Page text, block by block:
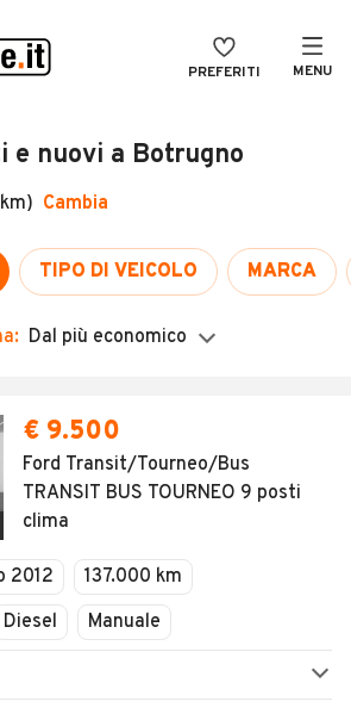
PREFERITI MENU
termine
e nuovi a Botrugno
Dal più economico
€ 9.500
Ford Transit/Tourneo/Bus
TRANSIT BUS TOURNEO 9 posti
clima
2012
137.000 km
Diesel Manuale